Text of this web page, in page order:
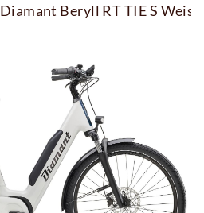
Diamant Beryll RT TIE S